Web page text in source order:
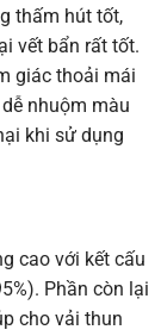
thấm hút tốt,
vết bẩn rất tốt.
giác thoải mái
nhuộm màu
khi sử dụng
cao với kết cấu
Phần còn lại
cho vải thun